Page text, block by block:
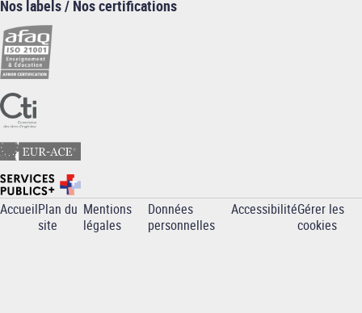
Nos labels / Nos certifications
AccueilPlan du
site
Mentions
légales
Données
personnelles
AccessibilitéGérer les
cookies